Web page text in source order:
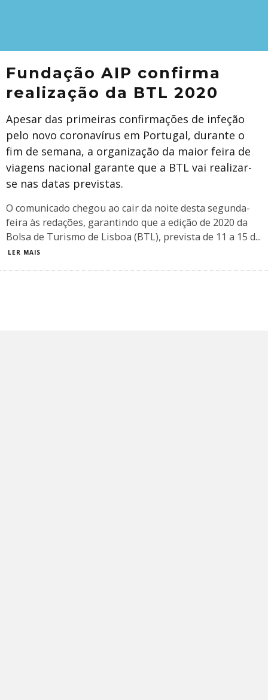
Fundação AIP confirma
realização da BTL 2020
Apesar das primeiras confirmações de infeção
pelo novo coronavírus em Portugal, durante o
fim de semana, a organização da maior feira de
viagens nacional garante que a BTL vai realizar-
se nas datas previstas.
O comunicado chegou ao cair da noite desta segunda-
feira às redações, garantindo que a edição de 2020 da
Bolsa de Turismo de Lisboa (BTL), prevista de 11 a 15 d...
LER MAIS